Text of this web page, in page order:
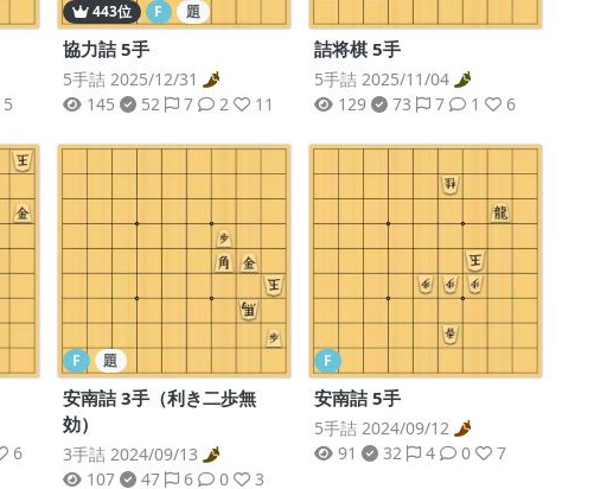
5
443位 F 題
協力詰 5手
5手詰 2025/12/31
145
52 7 2 11
詰将棋 5手
5手詰 2025/11/04
129
73 7 1 6
6
F 題
安南詰 3手（利き二歩無
効）
3手詰 2024/09/13
107
47 6 0 3
F
安南詰 5手
5手詰 2024/09/12
91
32 4 0 7